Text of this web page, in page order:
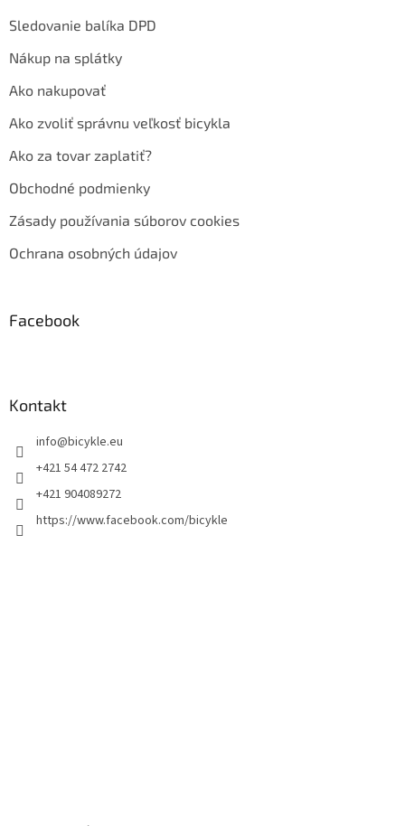
Sledovanie balíka DPD
Nákup na splátky
Ako nakupovať
Ako zvoliť správnu veľkosť bicykla
Ako za tovar zaplatiť?
Obchodné podmienky
Zásady používania súborov cookies
Ochrana osobných údajov
Facebook
Kontakt
info@bicykle.eu
+421 54 472 2742
+421 904089272
https://www.facebook.com/bicykle